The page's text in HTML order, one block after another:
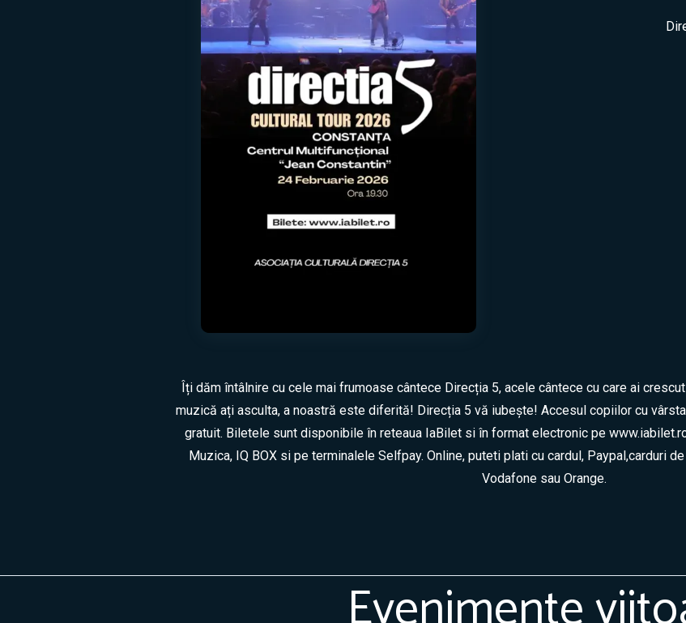
Îți dăm întâlnire cu cele mai frumoase cântece Direcția 5, acele cântece cu care ai
muzică ați asculta, a noastră este diferită! Direcția 5 vă iubește! Accesul copiilor cu
gratuit. Biletele sunt disponibile în reteaua IaBilet si în format electronic pe
Muzica, IQ BOX si pe terminalele Selfpay. Online, puteti plati cu cardul, Paypal,carduri
Vodafone sau Orange.